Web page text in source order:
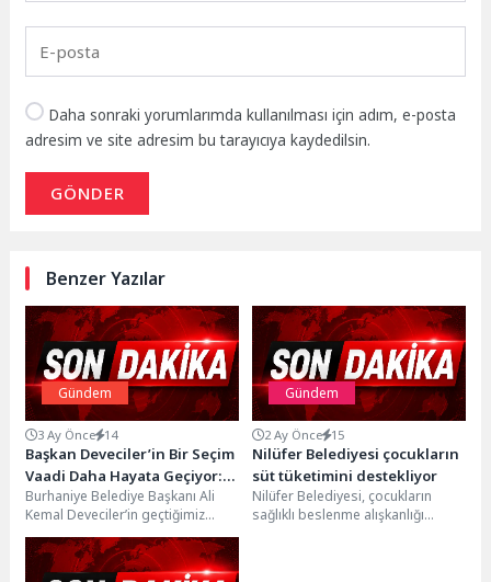
Daha sonraki yorumlarımda kullanılması için adım, e-posta
adresim ve site adresim bu tarayıcıya kaydedilsin.
GÖNDER
Benzer Yazılar
Gündem
3 Ay Önce 14
Başkan Deveciler’in Bir Seçim
Vaadi Daha Hayata Geçiyor:
Bahçelievler Pazar Yeri
Yenileniyor
Burhaniye Belediye Başkanı Ali
Kemal Deveciler’in geçtiğimiz
seçim döneminde kamuoyuyla
paylaştığı projeler arasında yer
alan...
Gündem
2 Ay Önce 15
Nilüfer Belediyesi çocukların
süt tüketimini destekliyor
Nilüfer Belediyesi, çocukların
sağlıklı beslenme alışkanlığı